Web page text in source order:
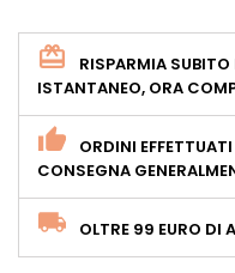
RISPARMIA
ISTANTANEO, ORA
ORDINI
CONSEGNA
OLTRE 99 EURO DI